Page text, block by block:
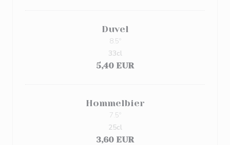
Duvel
8.5º
5,40 EUR
33cl
Hommelbier
7.5º
3,60 EUR
25cl